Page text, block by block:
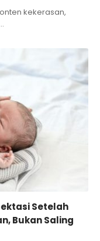
kekerasan,
…
Setelah
Bukan Saling